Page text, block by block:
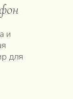
и
для